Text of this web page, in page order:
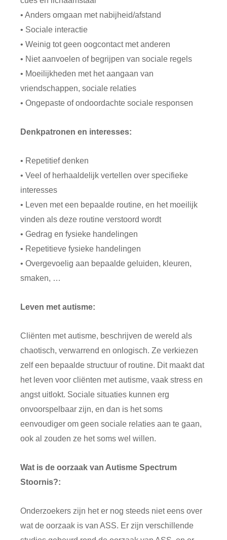
• Anders omgaan met nabijheid/afstand
• Sociale interactie
• Weinig tot geen oogcontact met anderen
• Niet aanvoelen of begrijpen van sociale regels
• Moeilijkheden met het aangaan van
vriendschappen, sociale relaties
• Ongepaste of ondoordachte sociale responsen
Denkpatronen en interesses:
• Repetitief denken
• Veel of herhaaldelijk vertellen over specifieke
interesses
• Leven met een bepaalde routine, en het moeilijk
vinden als deze routine verstoord wordt
• Gedrag en fysieke handelingen
• Repetitieve fysieke handelingen
• Overgevoelig aan bepaalde geluiden, kleuren,
smaken, …
Leven met autisme:
Cliënten met autisme, beschrijven de wereld als
chaotisch, verwarrend en onlogisch. Ze verkiezen
zelf een bepaalde structuur of routine. Dit maakt dat
het leven voor cliënten met autisme, vaak stress en
angst uitlokt. Sociale situaties kunnen erg
onvoorspelbaar zijn, en dan is het soms
eenvoudiger om geen sociale relaties aan te gaan,
ook al zouden ze het soms wel willen.
Wat is de oorzaak van Autisme Spectrum
Stoornis?:
Onderzoekers zijn het er nog steeds niet eens over
wat de oorzaak is van ASS. Er zijn verschillende